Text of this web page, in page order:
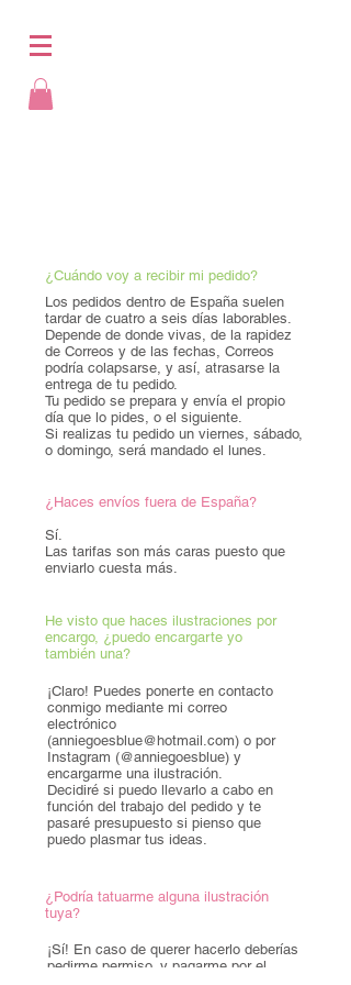
¿Cuándo voy a recibir mi pedido?
Los pedidos dentro de España suelen
tardar de cuatro a seis días laborables.
Depende de donde vivas, de la rapidez
de Correos y de las fechas, Correos
podría colapsarse, y así, atrasarse la
entrega de tu pedido.
Tu pedido se prepara y envía el propio
día que lo pides, o el siguiente.
Si realizas tu pedido un viernes, sábado,
o domingo, será mandado el lunes.
¿Haces envíos fuera de España?
Sí.
Las tarifas son más caras puesto que
enviarlo cuesta más.
He visto que haces ilustraciones por
encargo, ¿puedo encargarte yo
también una?
¡Claro! Puedes ponerte en contacto
conmigo mediante mi correo
electrónico
(anniegoesblue@hotmail.com) o por
Instagram (@anniegoesblue) y
encargarme una ilustración.
Decidiré si puedo llevarlo a cabo en
función del trabajo del pedido y te
pasaré presupuesto si pienso que
puedo plasmar tus ideas.
¿Podría tatuarme alguna ilustración
tuya?
¡Sí! En caso de querer hacerlo deberías
pedirme permiso, y pagarme por el